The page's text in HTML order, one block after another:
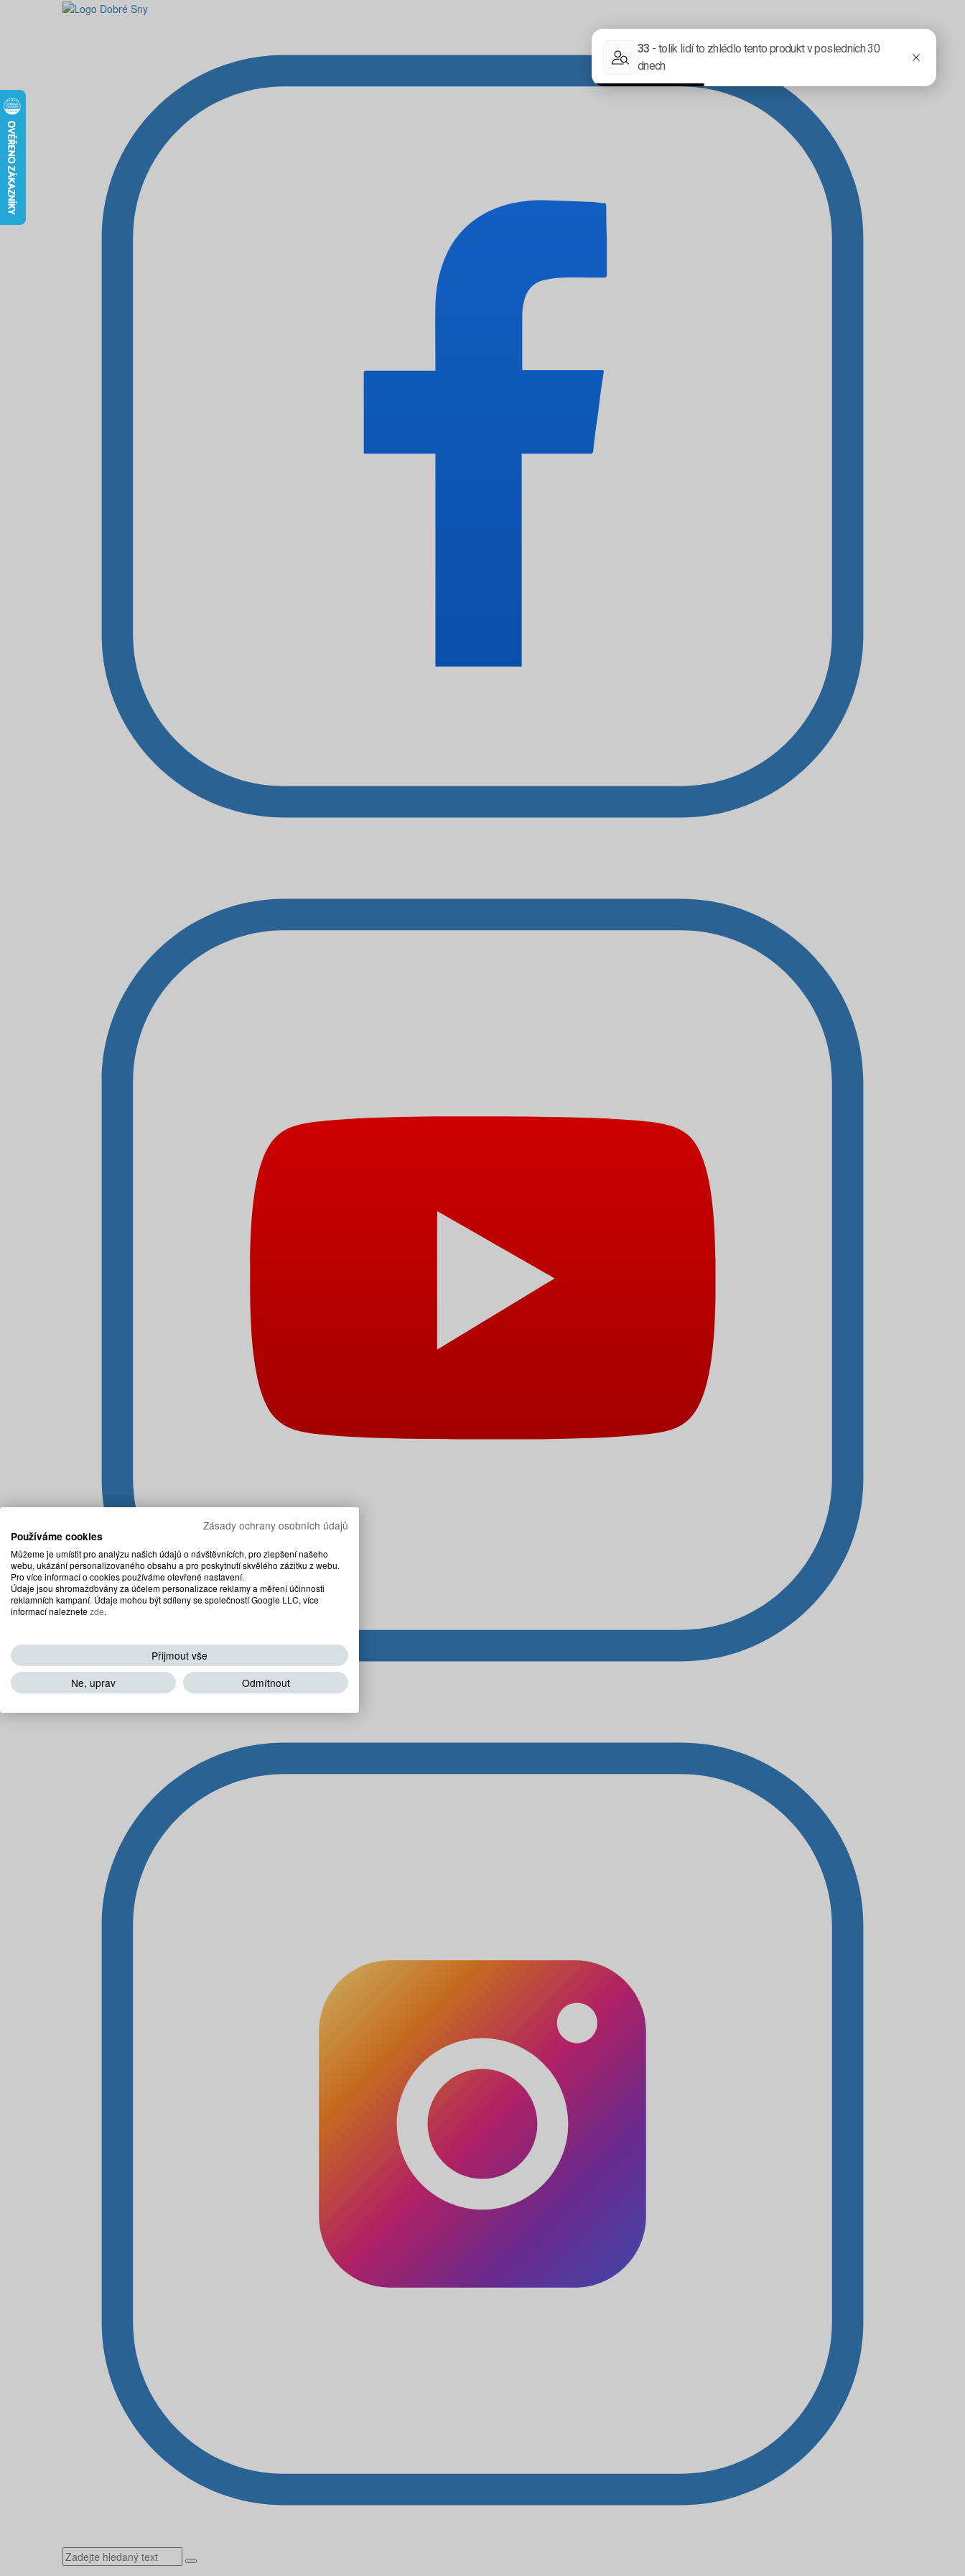
Zásady ochrany osobních údajů
Používáme cookies
Můžeme je umístit pro analýzu našich údajů o návštěvnících, pro zlepšení našeho
webu, ukázání personalizovaného obsahu a pro poskytnutí skvělého zážitku z webu.
Pro více informací o cookies používáme otevřené nastavení.
Údaje jsou shromažďovány za účelem personalizace reklamy a měření účinnosti
reklamních kampaní. Údaje mohou být sdíleny se společností Google LLC, více
informací naleznetezde.
Přijmout vše
Ne, uprav
Odmítnout